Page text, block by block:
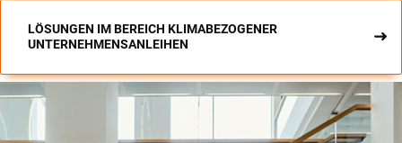
LÖSUNGEN IM BEREICH KLIMABEZOGENER
UNTERNEHMENSANLEIHEN